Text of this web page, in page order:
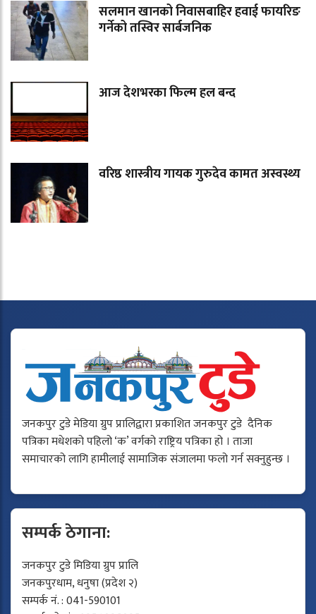
सलमान खानको निवासबाहिर हवाई फायरिङ
गर्नेको तस्विर सार्बजनिक
आज देशभरका फिल्म हल बन्द
वरिष्ठ शास्त्रीय गायक गुरुदेव कामत अस्वस्थ्य
जनकपुर टुडे मेडिया ग्रुप प्रालिद्वारा प्रकाशित जनकपुर टुडे दैनिक
पत्रिका मधेशको पहिलो ‘क’ वर्गको राष्ट्रिय पत्रिका हो । ताजा
समाचारको लागि हामीलाई सामाजिक संजालमा फलो गर्न सक्नुहुन्छ ।
सम्पर्क ठेगाना:
जनकपुर टुडे मिडिया ग्रुप प्रालि
जनकपुरधाम, धनुषा (प्रदेश २)
सम्पर्क नं. : 041-590101